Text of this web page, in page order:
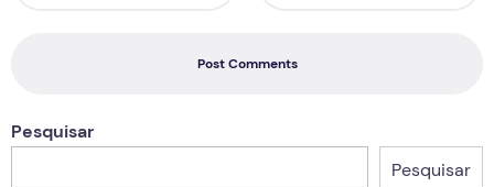
Post Comments
Pesquisar
Pesquisar